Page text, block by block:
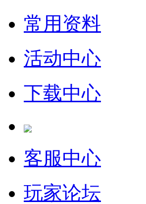
常用资料
活动中心
下载中心
客服中心
玩家论坛